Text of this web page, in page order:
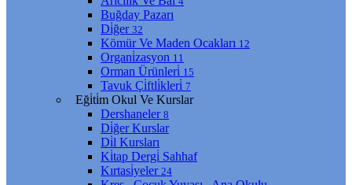
Buğday Pazarı
Di̇ğer 32
Kömür Ve Maden Ocakları 12
Organi̇zasyon 11
Orman Ürünleri̇ 15
Tavuk Çi̇ftli̇kleri̇ 7
Eği̇ti̇m Okul Ve Kurslar
Dershaneler 8
Di̇ğer Kurslar
Di̇l Kursları
Ki̇tap Dergi̇ Sahhaf
Kırtasi̇yeler 24